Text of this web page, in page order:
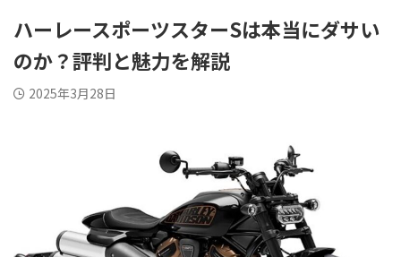
ハーレースポーツスターSは本当にダサい
のか？評判と魅力を解説
2025年3月28日